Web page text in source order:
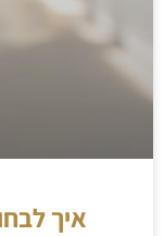
איך